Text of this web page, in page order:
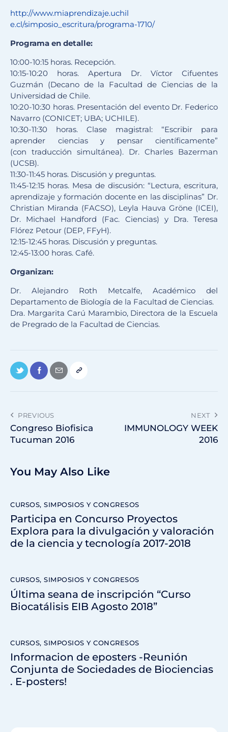
http://www.miaprendizaje.uchil
e.cl/simposio_escritura/programa-1710/
Programa en detalle:
10:00-10:15 horas. Recepción.
10:15-10:20 horas. Apertura Dr. Víctor Cifuentes
Guzmán (Decano de la Facultad de Ciencias de la
Universidad de Chile.
10:20-10:30 horas. Presentación del evento Dr. Federico
Navarro (CONICET; UBA; UCHILE).
10:30-11:30 horas. Clase magistral: “Escribir para
aprender ciencias y pensar científicamente”
(con traducción simultánea). Dr. Charles Bazerman
(UCSB).
11:30-11:45 horas. Discusión y preguntas.
11:45-12:15 horas. Mesa de discusión: “Lectura, escritura,
aprendizaje y formación docente en las disciplinas” Dr.
Christian Miranda (FACSO), Leyla Hauva Gröne (ICEI),
Dr. Michael Handford (Fac. Ciencias) y Dra. Teresa
Flórez Petour (DEP, FFyH).
12:15-12:45 horas. Discusión y preguntas.
12:45-13:00 horas. Café.
Organizan:
Dr. Alejandro Roth Metcalfe, Académico del
Departamento de Biología de la Facultad de Ciencias.
Dra. Margarita Carú Marambio, Directora de la Escuela
de Pregrado de la Facultad de Ciencias.
PREVIOUS
Congreso Biofisica
Tucuman 2016
NEXT
IMMUNOLOGY WEEK
2016
You May Also Like
CURSOS, SIMPOSIOS Y CONGRESOS
Participa en Concurso Proyectos
Explora para la divulgación y valoración
de la ciencia y tecnología 2017-2018
CURSOS, SIMPOSIOS Y CONGRESOS
Última seana de inscripción “Curso
Biocatálisis EIB Agosto 2018”
CURSOS, SIMPOSIOS Y CONGRESOS
Informacion de eposters -Reunión
Conjunta de Sociedades de Biociencias
. E-posters!